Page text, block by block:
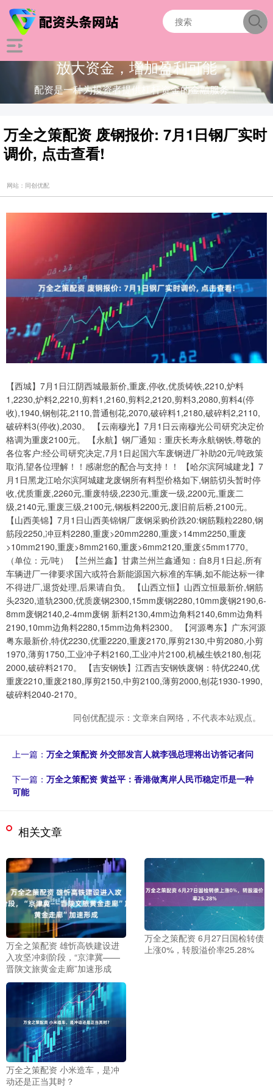
放大资金，增加盈利可能
配资是一种为投资者提供杠杆资金的金融服务！
万全之策配资 废钢报价: 7月1日钢厂实时
调价, 点击查看!
网站：同创优配
【西城】7月1日江阴西城最新价,重废,停收,优质铸铁,2210,炉料
1,2230,炉料2,2210,剪料1,2160,剪料2,2120,剪料3,2080,剪料4(停
收),1940,钢刨花,2110,普通刨花,2070,破碎料1,2180,破碎料2,2110,
破碎料3(停收),2030。 【云南穆光】7月1日云南穆光公司研究决定价
格调为重废2100元。 【永航】钢厂通知：重庆长寿永航钢铁,尊敬的
各位客户:经公司研究决定,7月1日起国六车废钢进厂补助20元/吨政策
取消,望各位理解！！感谢您的配合与支持！！ 【哈尔滨阿城建龙】7
月1日黑龙江哈尔滨阿城建龙废钢所有料型价格如下,钢筋切头暂时停
收,优质重废,2260元,重废特级,2230元,重废一级,2200元,重废二
级,2140元,重废三级,2100元,钢板料2200元,废旧前后桥,2100元。
【山西美锦】7月1日山西美锦钢厂废钢采购价跌20:钢筋颗粒2280,钢
筋段2250,冲豆料2280,重废>20mm2280,重废>14mm2250,重废
>10mm2190,重废>8mm2160,重废>6mm2120,重废≤5mm1770。
（单位：元/吨） 【兰州兰鑫】甘肃兰州兰鑫通知：自8月1日起,所有
车辆进厂一律要求国六或符合新能源国六标准的车辆,如不能达标一律
不得进厂,退货处理,后果请自负。 【山西立恒】山西立恒最新价,钢筋
头2320,道轨2300,优质废钢2300,15mm废钢2280,10mm废钢2190,6-
8mm废钢2140,2-4mm废钢 新料2130,4mm边角料2140,6mm边角料
2190,10mm边角料2280,15mm边角料2300。 【河源粤东】广东河源
粤东最新价,特优2230,优重2220,重废2170,厚剪2130,中剪2080,小剪
1970,薄剪1750,工业冲子料2160,工业冲片2100,机械生铁2180,刨花
2000,破碎料2170。 【吉安钢铁】江西吉安钢铁废钢：特优2240,优
重废2210,重废2180,厚剪2150,中剪2100,薄剪2000,刨花1930-1990,
破碎料2040-2170。
同创优配提示：文章来自网络，不代表本站观点。
上一篇： 万全之策配资 外交部发言人就李强总理将出访答记者问
下一篇： 万全之策配资 黄益平：香港做离岸人民币稳定币是一种
可能
相关文章
万全之策配资 雄忻高铁建设进
入攻坚冲刺阶段，“京津冀——
晋陕文旅黄金走廊”加速形成
万全之策配资 6月27日国检转债
上涨0%，转股溢价率25.28%
万全之策配资 小米造车，是冲
动还是正当其时？